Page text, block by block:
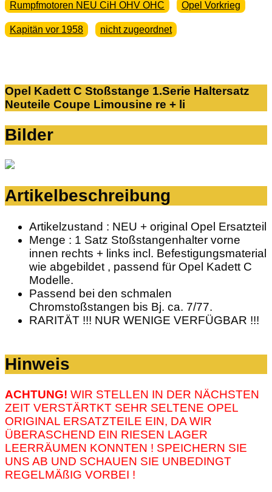
Rumpfmotoren NEU CiH OHV OHC Opel Vorkrieg
Kapitän vor 1958 nicht zugeordnet
Opel Kadett C Stoßstange 1.Serie Haltersatz
Neuteile Coupe Limousine re + li
Bilder
Artikelbeschreibung
Artikelzustand : NEU + original Opel Ersatzteil
Menge : 1 Satz Stoßstangenhalter vorne
innen rechts + links incl. Befestigungsmaterial
wie abgebildet , passend für Opel Kadett C
Modelle.
Passend bei den schmalen
Chromstoßstangen bis Bj. ca. 7/77.
RARITÄT !!! NUR WENIGE VERFÜGBAR !!!
Hinweis
ACHTUNG! WIR STELLEN IN DER NÄCHSTEN
ZEIT VERSTÄRTKT SEHR SELTENE OPEL
ORIGINAL ERSATZTEILE EIN, DA WIR
ÜBERASCHEND EIN RIESEN LAGER
LEERRÄUMEN KONNTEN ! SPEICHERN SIE
UNS AB UND SCHAUEN SIE UNBEDINGT
REGELMÄßIG VORBEI !